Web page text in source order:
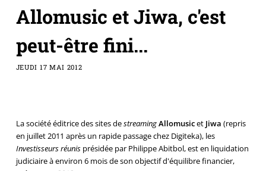
Allomusic et Jiwa, c'est
peut-être fini...
JEUDI 17 MAI 2012
La société éditrice des sites destreamingAllomusicet Jiwa (repris
en juillet 2011 après un rapide passage chez Digiteka), les
Investisseurs réunisprésidée par Philippe Abitbol, est en liquidation
judiciaire à environ 6 mois de son objectif d'équilibre financier,